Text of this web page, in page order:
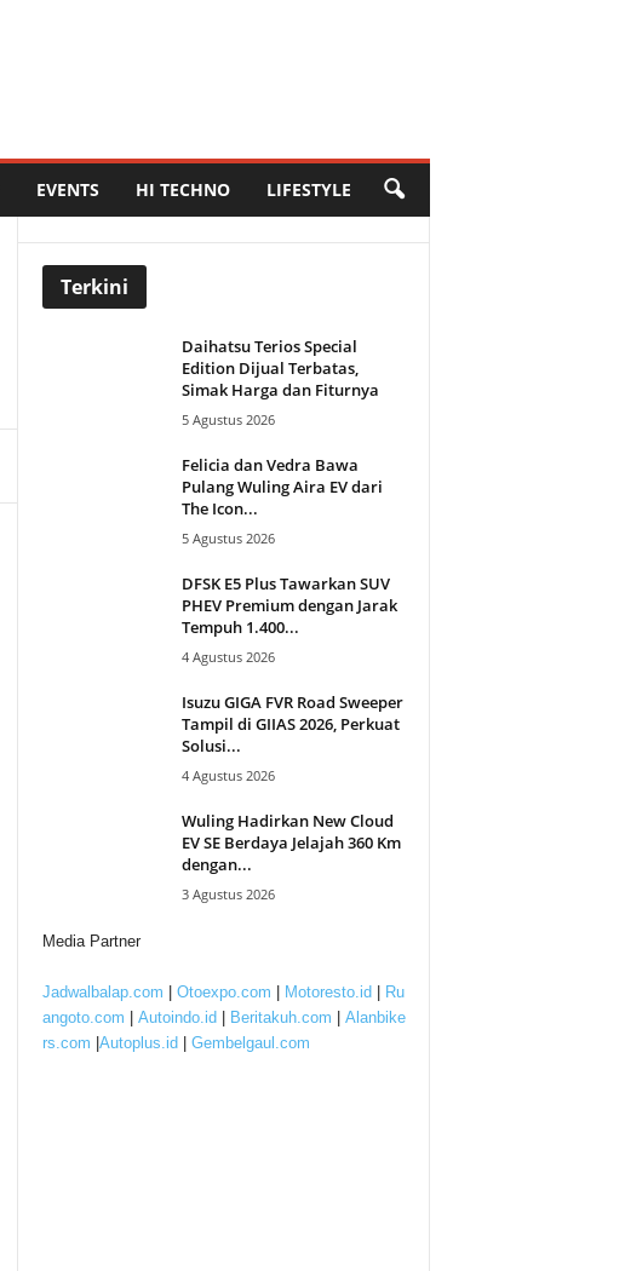
EVENTS HI TECHNO LIFESTYLE
Terkini
Daihatsu Terios Special
Edition Dijual Terbatas,
Simak Harga dan Fiturnya
5 Agustus 2026
Felicia dan Vedra Bawa
Pulang Wuling Aira EV dari
The Icon...
5 Agustus 2026
DFSK E5 Plus Tawarkan SUV
PHEV Premium dengan Jarak
Tempuh 1.400...
4 Agustus 2026
Isuzu GIGA FVR Road Sweeper
Tampil di GIIAS 2026, Perkuat
Solusi...
4 Agustus 2026
Wuling Hadirkan New Cloud
EV SE Berdaya Jelajah 360 Km
dengan...
3 Agustus 2026
Media Partner
Jadwalbalap.com Otoexpo.com Motoresto.id
Ru
angoto.com
Autoindo.id Beritakuh.com
Alanbike
rs.com Autoplus.id Gembelgaul.com